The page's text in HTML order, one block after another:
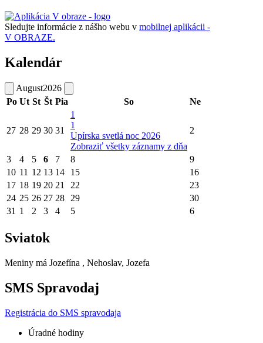
Sledujte informácie z nášho webu v mobilnej aplikácii -
V OBRAZE.
Kalendár
August2026
Po Ut St Št Pia So Ne
27 28 29 30 31
1
1
Upírska svetlá noc 2026
Zobraziť všetky záznamy z dňa
2
3 4 5 6 7 8
9
10 11 12 13 14 15
16
17 18 19 20 21 22
23
24 25 26 27 28 29
30
31 1 2 3 4 5 6
Sviatok
Meniny má Jozefína , Nehoslav, Jozefa
SMS Spravodaj
Registrácia do SMS spravodaja
Úradné hodiny